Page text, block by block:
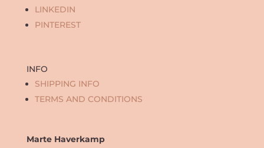
LINKEDIN
PINTEREST
INFO
SHIPPING INFO
TERMS AND CONDITIONS
Marte Haverkamp